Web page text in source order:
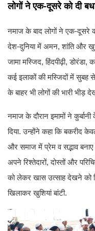
लोगों ने एक-दूसरे को दी
नमाज के बाद लोगों ने एक-दूसरे
देश-दुनिया में अमन, शांति और
जामा मस्जिद, हिंदपीढ़ी,
कई इलाकों की मस्जिदों में सुबह से
के बाहर भी लोगों की भारी भीड़
नमाज के दौरान इमामों ने
दिया. उन्होंने कहा कि बकरीद
और समाज में प्रेम व सद्भाव
अपने रिश्तेदारों, दोस्तों और
को लेकर खास उत्साह देखने को
खिलाकर खुशियां बांटी.